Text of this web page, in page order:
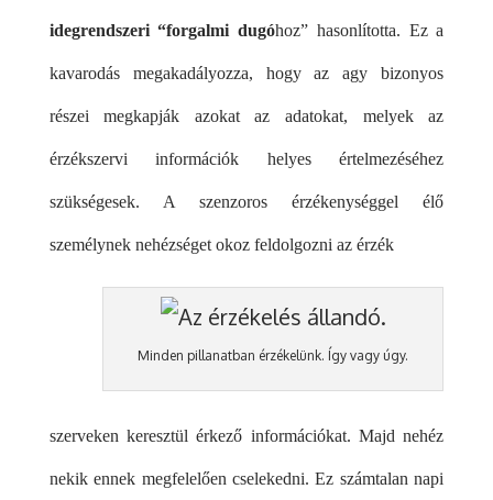
idegrendszeri “forgalmi dugóhoz” hasonlította. Ez a
kavarodás megakadályozza, hogy az agy bizonyos
részei megkapják azokat az adatokat, melyek az
érzékszervi információk helyes értelmezéséhez
szükségesek. A szenzoros érzékenységgel élő
személynek nehézséget okoz feldolgozni az érzék
Minden pillanatban érzékelünk. Így vagy úgy.
szerveken keresztül érkező információkat. Majd nehéz
nekik ennek megfelelően cselekedni. Ez számtalan napi